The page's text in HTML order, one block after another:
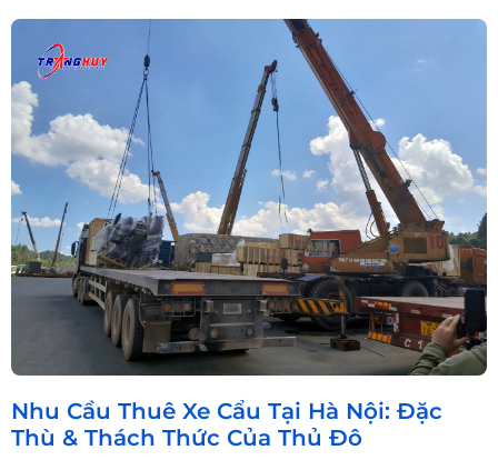
Nhu Cầu Thuê Xe Cẩu Tại Hà Nội: Đặc
Thù & Thách Thức Của Thủ Đô